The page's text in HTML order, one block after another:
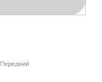
Передний